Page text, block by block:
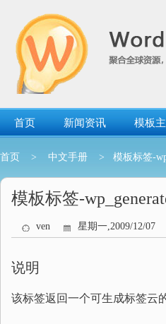
首页 新闻资讯 模板
首页 > 中文手册 > 模板标签-
模板标签-
ven 星期一,2009/12/07
说明
该标签返回一个可生成标签云